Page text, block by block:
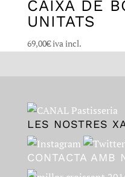
CAIXA DE
UNITATS
69,00€iva incl.
LES NOSTRES
CONTACTA AMB